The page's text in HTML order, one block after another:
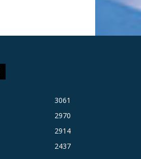
3061
2970
2914
2437